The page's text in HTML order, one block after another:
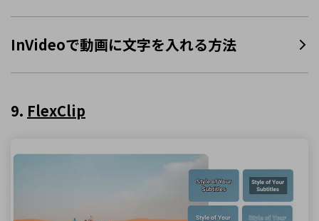
InVideoで動画に文字を入れる方法
9. FlexClip